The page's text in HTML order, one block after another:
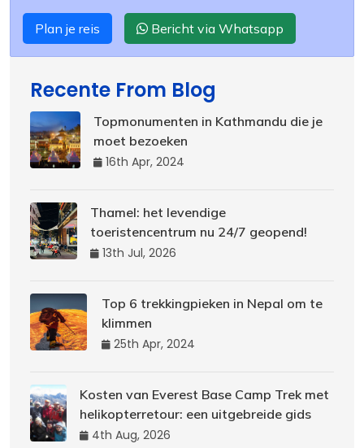
Plan je reis Bericht via Whatsapp
Recente From Blog
Topmonumenten in Kathmandu die je
moet bezoeken
16th Apr, 2024
Thamel: het levendige
toeristencentrum nu 24/7 geopend!
13th Jul, 2026
Top 6 trekkingpieken in Nepal om te
klimmen
25th Apr, 2024
Kosten van Everest Base Camp Trek met
helikopterretour: een uitgebreide gids
4th Aug, 2026